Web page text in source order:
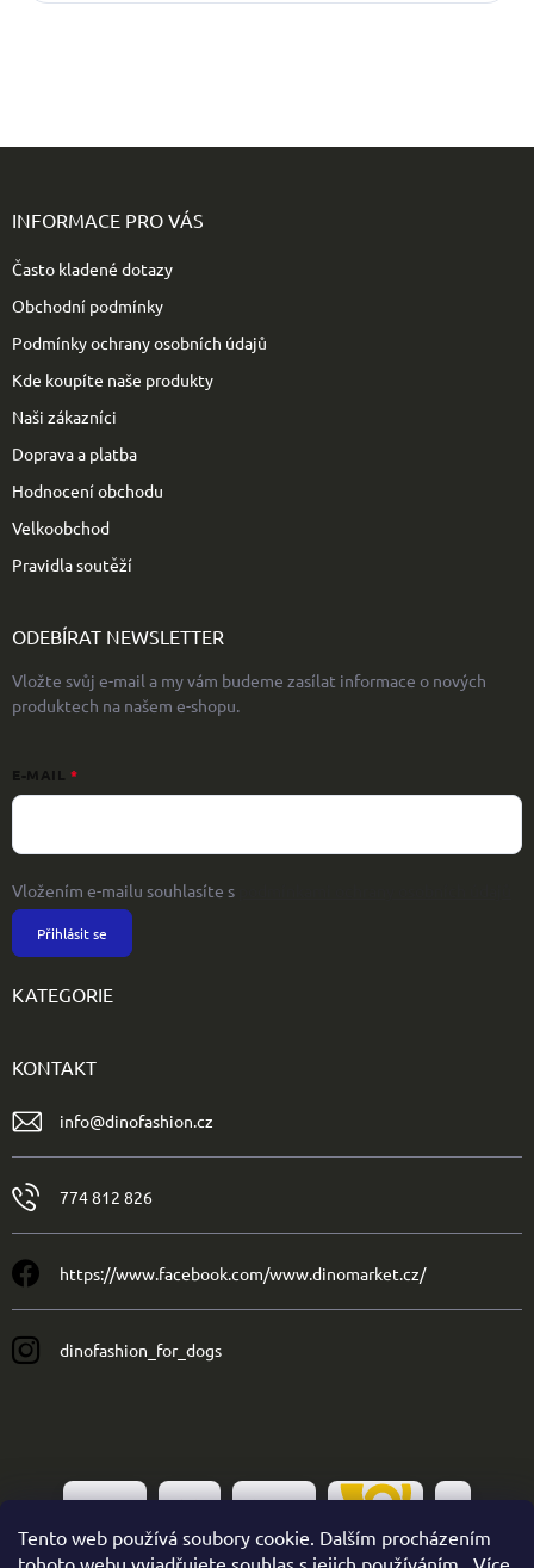
Tento web používá soubory cookie. Dalším procházením
tohoto webu vyjadřujete souhlas s jejich používáním.. Více
INFORMACE PRO VÁS
Často kladené dotazy
Obchodní podmínky
Podmínky ochrany osobních údajů
Kde koupíte naše produkty
Naši zákazníci
Doprava a platba
Hodnocení obchodu
Velkoobchod
Pravidla soutěží
ODEBÍRAT NEWSLETTER
Vložte svůj e-mail a my vám budeme zasílat informace o nových
produktech na našem e-shopu.
E-MAIL
Vložením e-mailu souhlasíte s
Přihlásit se
KATEGORIE
KONTAKT
info@dinofashion.cz
774 812 826
https://www.facebook.com/www.dinomarket.cz/
dinofashion_for_dogs